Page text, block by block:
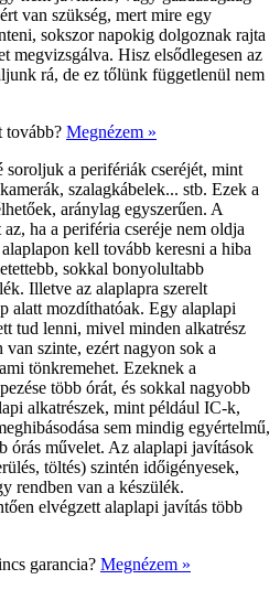
van szükség, mert mire egy
sokszor napokig dolgoznak rajta
megvizsgálva. Hisz elsődlegesen az
rá, de ez tőlünk függetlenül nem
tovább? Megnézem »
a perifériák cseréjét, mint
szalagkábelek... stb. Ezek a
aránylag egyszerűen. A
ha a periféria cseréje nem oldja
kell tovább keresni a hiba
sokkal bonyolultabb
Illetve az alaplapra szerelt
alatt mozdíthatóak. Egy alaplapi
tud lenni, mivel minden alkatrész
szinte, ezért nagyon sok a
tönkremehet. Ezeknek a
több órát, és sokkal nagyobb
alkatrészek, mint például IC-k,
sem mindig egyértelmű,
órás művelet. Az alaplapi javítások
töltés) szintén időigényesek,
rendben van a készülék.
elvégzett alaplapi javítás több
garancia? Megnézem »